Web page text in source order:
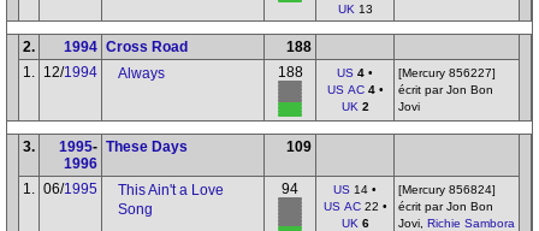
UK 13
2. 1994 Cross Road
188
1. 12/1994 Always 188 US 4 •
US AC 4•
UK 2
[Mercury 856227]
écrit par Jon Bon
Jovi
3. 1995-
1996
These Days 109
1. 06/1995
This Ain't a Love
Song
94 US 14 •
US AC22 •
UK 6
[Mercury 856824]
écrit par Jon Bon
Jovi, Richie Sambora